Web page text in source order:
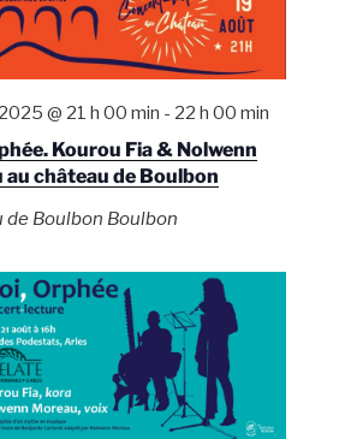
Kourou Fia & Nolwenn
au château de Boulbon
@ 21 h 00 min - 22 h 00 min
de Boulbon Boulbon